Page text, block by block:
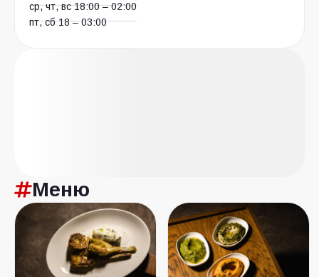
ср, чт, вс 18:00 – 02:00
пт, сб 18 – 03:00
Меню